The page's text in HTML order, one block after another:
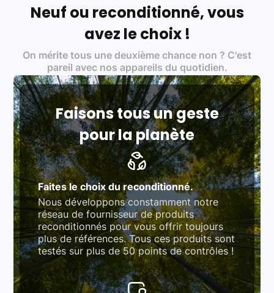
Labels environnementaux & qualité de nos partenaires
traitement des déchets électroniques (DEEE)
Produits testés et vérifiés selon des standards
rigoureux (80 à 100 points de contrôle en
fonction des produits)
Respect des normes RAEE, RoHS, et du
référentiel QualiRepar (bonus réparation)
Neuf ou reconditionné, vous
avez le choix !
On mérite tous une deuxième chance non ? C'est
pareil avec nos appareils du quotidien.
Faisons tous un geste
pour la planète
Faites le choix du reconditionné.
Nous développons constamment notre
réseau de fournisseur de produits
reconditionnés pour vous offrir toujours
plus de références. Tous ces produits sont
testés sur plus de 50 points de contrôles !